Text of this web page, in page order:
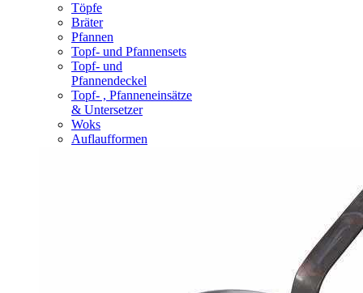
Töpfe
Bräter
Pfannen
Topf- und Pfannensets
Topf- und
Pfannendeckel
Topf- , Pfanneneinsätze
& Untersetzer
Woks
Auflaufformen